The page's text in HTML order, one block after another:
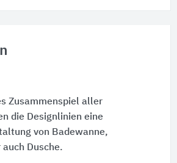
Zusammenspiel aller
die Designlinien eine
von Badewanne,
Dusche.